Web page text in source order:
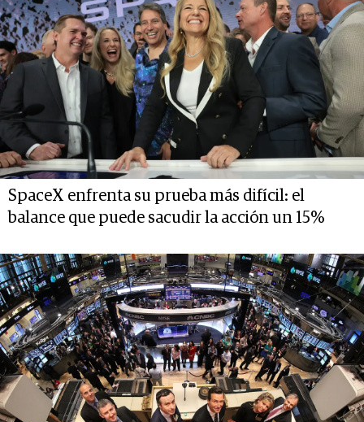
SpaceX enfrenta su prueba más difícil: el
balance que puede sacudir la acción un 15%